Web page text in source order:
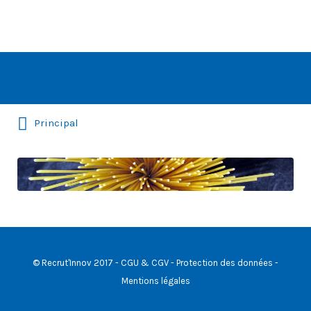
Principal
banniere-
© Recrut'Innov 2017 - CGU & CGV - Protection des données -
Mentions légales